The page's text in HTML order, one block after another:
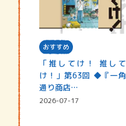
おすすめ
「推してけ！ 推して
け！」第63回 ◆『一角
通り商店…
2026-07-17